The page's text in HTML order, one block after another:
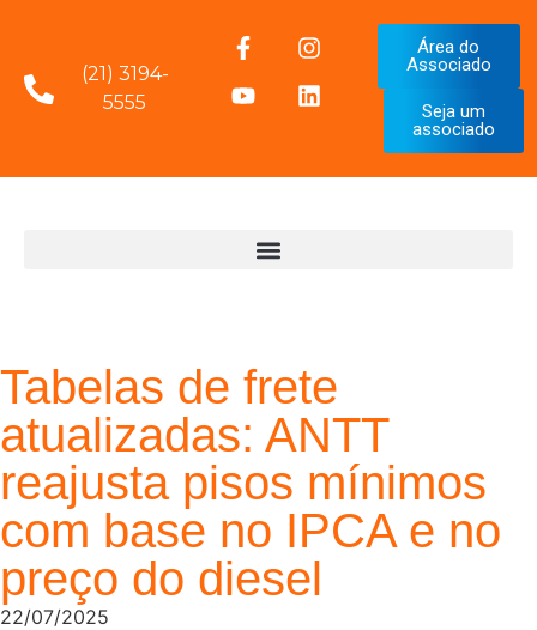
(21) 3194-
5555
Área do
Associado
Seja um
associado
Tabelas de frete
atualizadas: ANTT
reajusta pisos mínimos
com base no IPCA e no
preço do diesel
22/07/2025